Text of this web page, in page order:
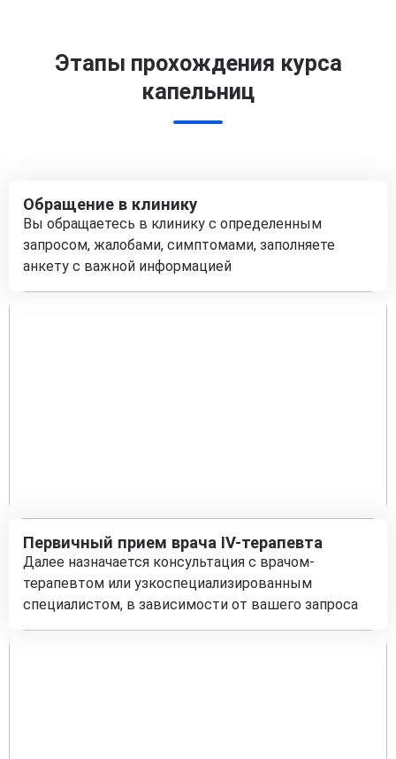
Этапы прохождения курса
капельниц
Обращение в клинику
Вы обращаетесь в клинику с определенным
запросом, жалобами, симптомами, заполняете
анкету с важной информацией
Первичный прием врача IV-терапевта
Далее назначается консультация с врачом-
терапевтом или узкоспециализированным
специалистом, в зависимости от вашего запроса